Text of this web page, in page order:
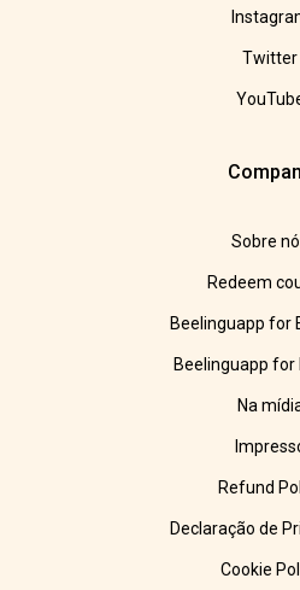
Twitter
Sobre
Redeem
Beelinguapp for
Beelinguapp for
Na
Refund
Declaração de
Cookie